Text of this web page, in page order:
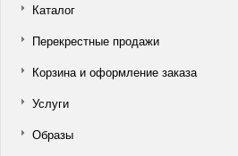
Каталог
Перекрестные продажи
Корзина и оформление заказа
Услуги
Образы